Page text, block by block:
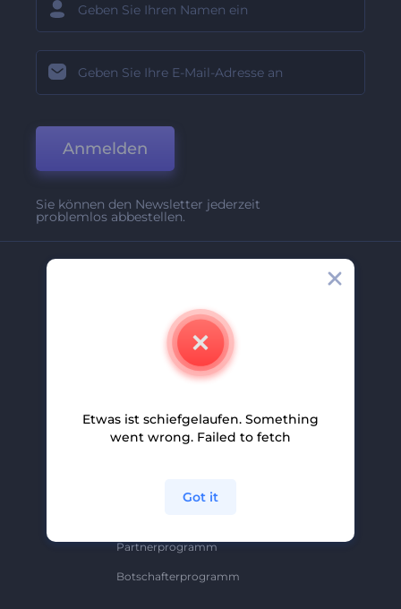
Anmelden
Sie können den Newsletter jederzeit
problemlos abbestellen.
Partnerprogramm
Partnerprogramm
Botschafterprogramm
Etwas ist schiefgelaufen. Something
went wrong. Failed to fetch
Got it